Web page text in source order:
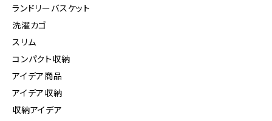
ランドリーバスケット
洗濯カゴ
スリム
コンパクト収納
アイデア商品
アイデア収納
収納アイデア